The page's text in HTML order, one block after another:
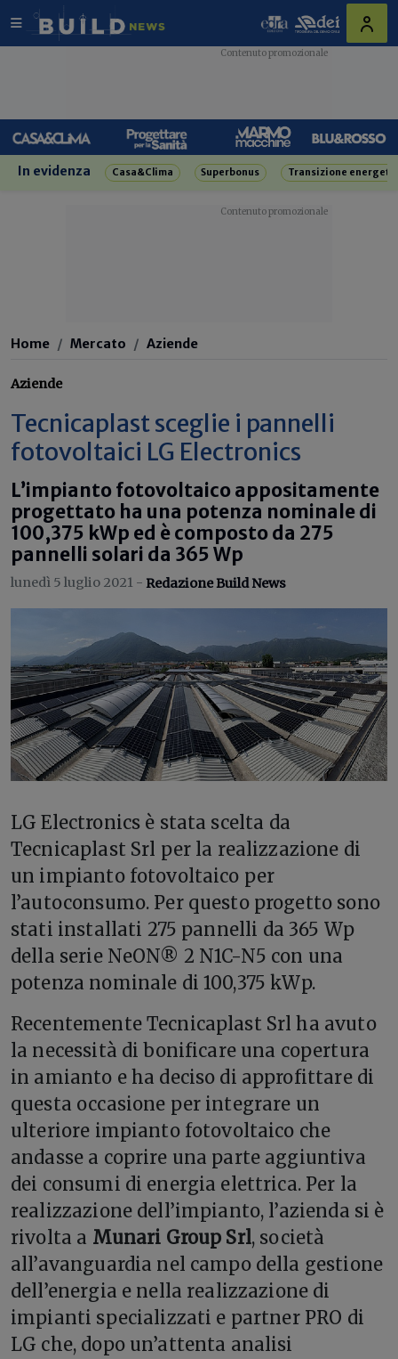
In evidenza Casa&Clima Superbonus Transizione
Home Mercato Aziende
Aziende
Tecnicaplast sceglie i pannelli
fotovoltaici LG Electronics
L’impianto fotovoltaico appositamente
progettato ha una potenza nominale di
100,375 kWp ed è composto da 275
pannelli solari da 365 Wp
lunedì 5 luglio 2021 - Redazione Build News
LG Electronics è stata scelta da
Tecnicaplast Srl per la realizzazione di
un impianto fotovoltaico per
l’autoconsumo. Per questo progetto sono
stati installati 275 pannelli da 365 Wp
della serie NeON® 2 N1C-N5 con una
potenza nominale di 100,375 kWp.
Recentemente Tecnicaplast Srl ha avuto
la necessità di bonificare una copertura
in amianto e ha deciso di approfittare di
questa occasione per integrare un
ulteriore impianto fotovoltaico che
andasse a coprire una parte aggiuntiva
dei consumi di energia elettrica. Per la
realizzazione dell’impianto, l’azienda si è
rivolta a Munari Group Srl, società
all’avanguardia nel campo della gestione
dell’energia e nella realizzazione di
impianti specializzati e partner PRO di
LG che, dopo un’attenta analisi